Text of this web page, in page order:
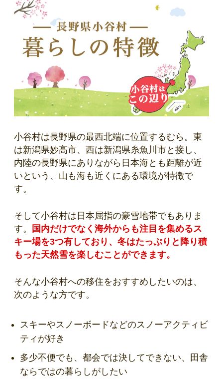
小谷村は長野県の最西北端に位置するむら。東
は新潟県妙高市、西は新潟県糸魚川市と接し、
内陸の長野県にありながら日本海とも距離が近
いという、山も海も近くにある環境が特徴で
す。
そして小谷村は日本屈指の豪雪地帯でもありま
す。
国内だけでなく海外からも注目を集めるス
キー場を3つ有しており、冬はたっぷりと降り積
もった天然雪を楽しむことができます。
そんな小谷村への移住をおすすめしたいのは、
次のような方です。
スキーやスノーボードなどのスノーアクティビ
ティが好き
多少不便でも、都会では決してできない、田舎
ならではの暮らしがしたい